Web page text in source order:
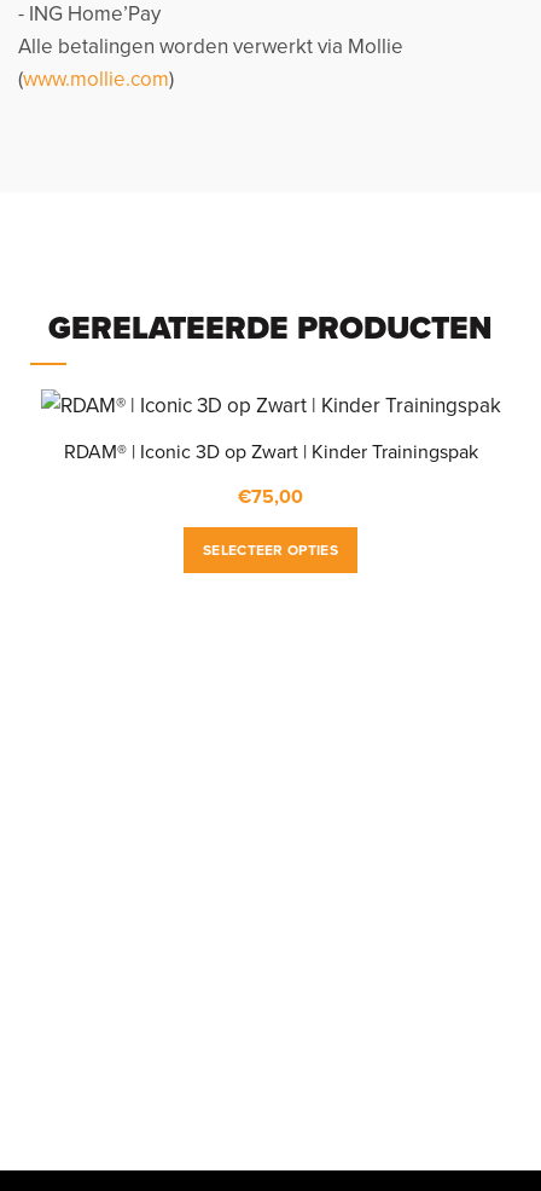
- ING Home’Pay
Alle betalingen worden verwerkt via Mollie
(www.mollie.com)
GERELATEERDE PRODUCTEN
RDAM® | Iconic 3D op Zwart | Kinder Trainingspak
€75,00
SELECTEER OPTIES